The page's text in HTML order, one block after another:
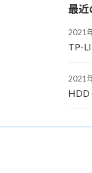
最近
2021
TP-
2021
HDD